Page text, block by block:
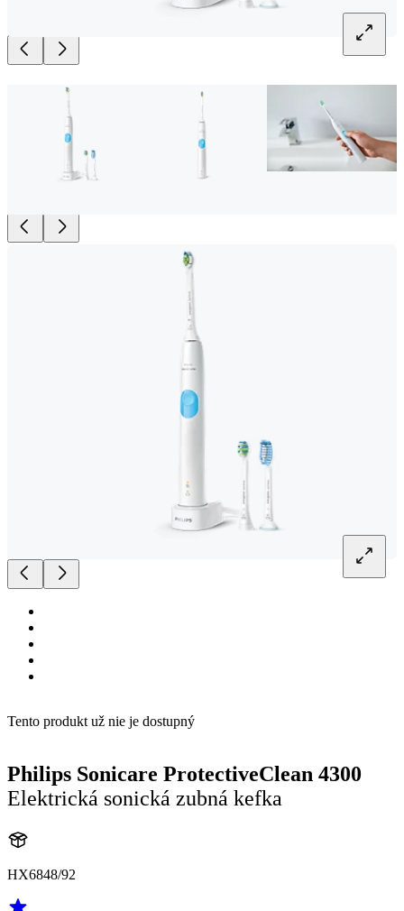
Tento produkt už nie je dostupný
Philips Sonicare ProtectiveClean 4300
Elektrická sonická zubná kefka
HX6848/92